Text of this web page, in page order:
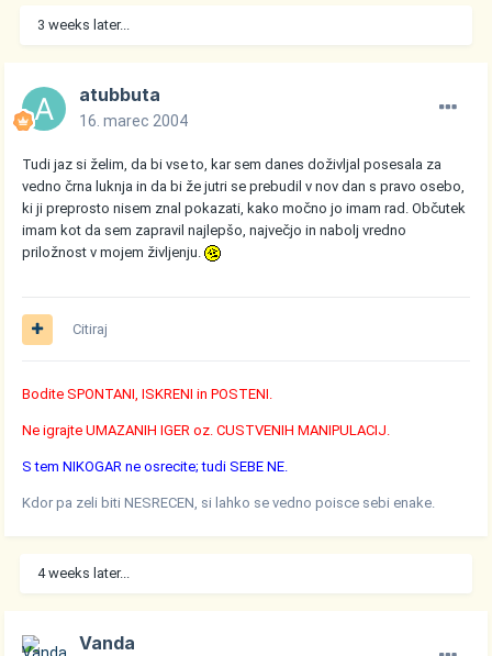
3 weeks later...
atubbuta
16. marec 2004
Tudi jaz si želim, da bi vse to, kar sem danes doživljal posesala za
vedno črna luknja in da bi že jutri se prebudil v nov dan s pravo osebo,
ki ji preprosto nisem znal pokazati, kako močno jo imam rad. Občutek
imam kot da sem zapravil najlepšo, največjo in nabolj vredno
priložnost v mojem življenju.
Citiraj
Bodite SPONTANI, ISKRENI in POSTENI.
Ne igrajte UMAZANIH IGER oz. CUSTVENIH MANIPULACIJ.
S tem NIKOGAR ne osrecite; tudi SEBE NE.
Kdor pa zeli biti NESRECEN, si lahko se vedno poisce sebi enake.
4 weeks later...
Vanda